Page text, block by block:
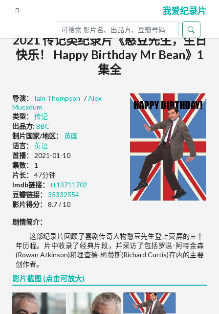
我爱纪录片
2021 传记类纪录片《憨豆先生，生日
快乐！ Happy Birthday Mr Bean》1
集全
导演： Iain Thompson /Alex
Mucadum
类型：
传记
出品方: BBC
制片国家/地区：
英国
语言：
英语
首播：
2021-01-10
集数：
1
片长：
47分钟
Imdb链接：
tt13711702
豆瓣链接：
35332554
影片得分：
8.7 / 10
剧情简介：
这部纪录片回顾了喜剧传奇人物憨豆先生登上荧屏的三十
年历程。片中收录了经典片段，并采访了包括罗温-阿特金森
(Rowan Atkinson)和理查德-柯蒂斯(Richard Curtis)在内的主要
创作者。
影片截图 (点击可放大)